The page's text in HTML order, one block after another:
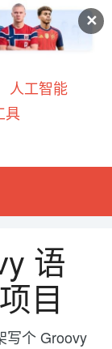
✕
人工智能
具
语
目
写个 Groovy